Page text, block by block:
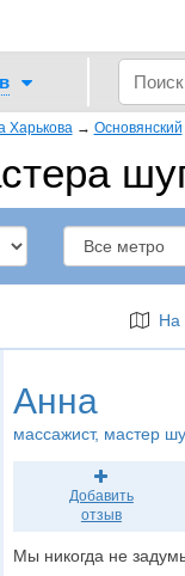
Харькова → Основянский
На
Анна
массажист, мастер
Добавить
отзыв
Мы никогда не